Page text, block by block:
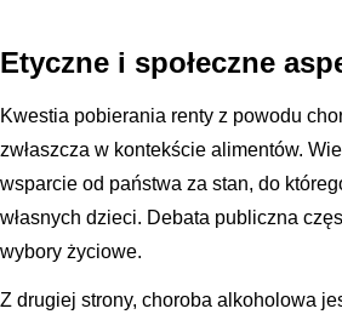
Etyczne i społeczne
Kwestia pobierania renty z powodu
zwłaszcza w kontekście alimentów.
wsparcie od państwa za stan, do
własnych dzieci. Debata publiczna
wybory życiowe.
Z drugiej strony, choroba alkoholowa